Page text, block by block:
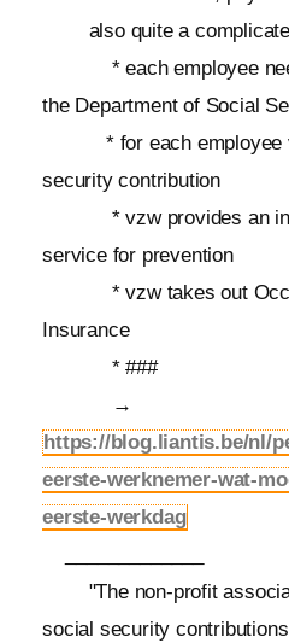
also quite a
* each employee
the Department of Social
* for each employee
security contribution
* vzw provides an
service for prevention
* vzw takes out
Insurance
* ###
→
https://blog.liantis.be/nl/
eerste-werknemer-wat-
eerste-werkdag
"The non-profit
social security